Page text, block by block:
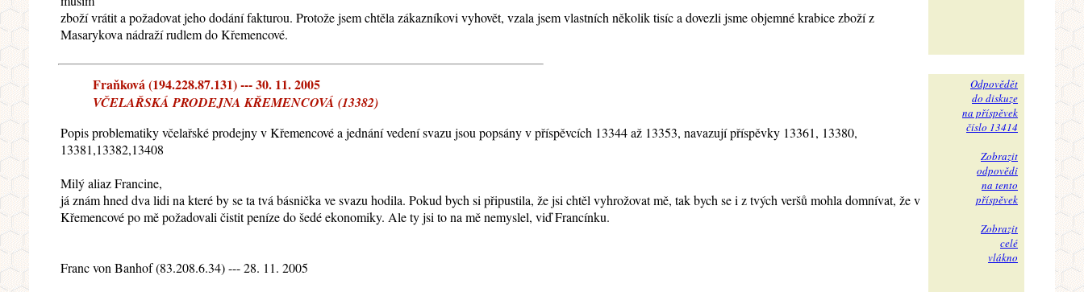
zboží vrátit a požadovat jeho dodání fakturou. Protože jsem chtěla zákazníkovi vyhovět, vzala jsem vlastních několik tisíc a dovezli jsme objemné krabice zboží z
Masarykova nádraží rudlem do Křemencové.
Fraňková (194.228.87.131) --- 30. 11. 2005
VČELAŘSKÁ PRODEJNA KŘEMENCOVÁ (13382)
Popis problematiky včelařské prodejny v Křemencové a jednání vedení svazu jsou popsány v příspěvcích 13344 až 13353, navazují příspěvky 13361, 13380,
13381,13382,13408
Milý aliaz Francine,
já znám hned dva lidi na které by se ta tvá básnička ve svazu hodila. Pokud bych si připustila, že jsi chtěl vyhrožovat mě, tak bych se i z tvých veršů mohla domnívat, že v
Křemencové po mě požadovali čistit peníze do šedé ekonomiky. Ale ty jsi to na mě nemyslel, viď Francínku.
Franc von Banhof (83.208.6.34) --- 28. 11. 2005
Odpovědět
do diskuze
na příspěvek
číslo 13414
Zobrazit
odpovědi
na tento
příspěvek
Zobrazit
celé
vlákno